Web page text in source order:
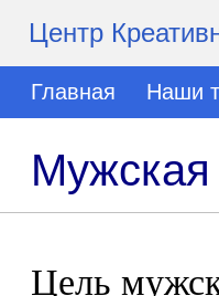
Центр
Главная Наши
Мужская
Цель